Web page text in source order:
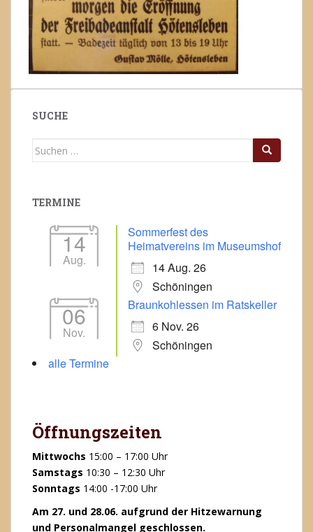
SUCHE
Suchen
TERMINE
14
Aug.
Sommerfest des
Heimatvereins im Museumshof
14 Aug. 26
Schöningen
06
Nov.
Braunkohlessen im Ratskeller
6 Nov. 26
Schöningen
alle Termine
Öffnungszeiten
Mittwochs 15:00 – 17:00 Uhr
Samstags 10:30 – 12:30 Uhr
Sonntags 14:00 -17:00 Uhr
Am 27. und 28.06. aufgrund der Hitzewarnung
und Personalmangel geschlossen.